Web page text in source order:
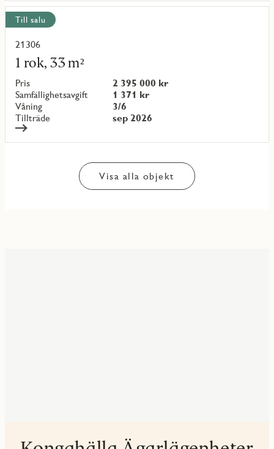
Till salu
21306
1 rok, 33 m²
Pris
2 395 000 kr
Samfällighetsavgift
1 371 kr
Våning
3/6
Tillträde
sep 2026
Läs
mer
om
objekt
{objectNumber}
Visa alla objekt